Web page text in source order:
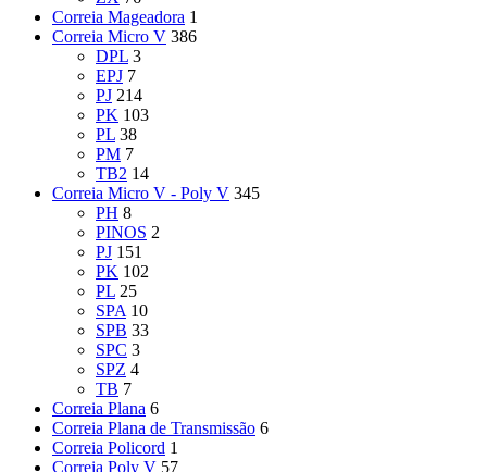
Correia Mageadora 1
Correia Micro V 386
DPL 3
EPJ 7
PJ 214
PK 103
PL 38
PM 7
TB2 14
Correia Micro V - Poly V 345
PH 8
PINOS 2
PJ 151
PK 102
PL 25
SPA 10
SPB 33
SPC 3
SPZ 4
TB 7
Correia Plana 6
Correia Plana de Transmissão 6
Correia Policord 1
Correia Poly V 57